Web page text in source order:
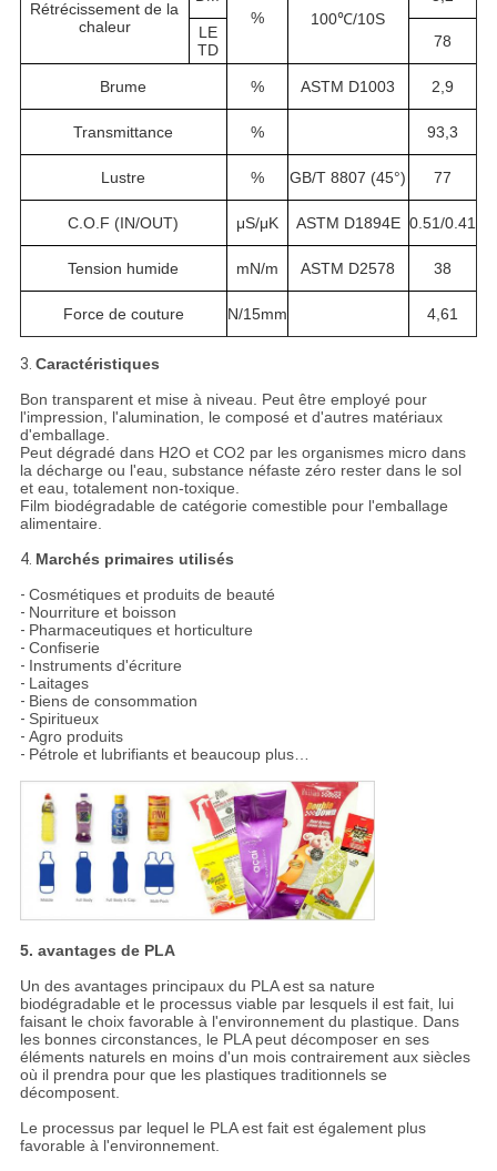
Rétrécissement de la
chaleur
%
100℃/10S
LE
TD
78
Brume % ASTM D1003 2,9
Transmittance % 93,3
Lustre % GB/T 8807 (45°) 77
C.O.F (IN/OUT) μS/μK ASTM D1894E 0.51/0.41
Tension humide mN/m ASTM D2578 38
Force de couture N/15mm 4,61
3. Caractéristiques
Bon transparent et mise à niveau. Peut être employé pour
l'impression, l'alumination, le composé et d'autres matériaux
d'emballage.
Peut dégradé dans H2O et CO2 par les organismes micro dans
la décharge ou l'eau, substance néfaste zéro rester dans le sol
et eau, totalement non-toxique.
Film biodégradable de catégorie comestible pour l'emballage
alimentaire.
4. Marchés primaires utilisés
- Cosmétiques et produits de beauté
- Nourriture et boisson
- Pharmaceutiques et horticulture
- Confiserie
- Instruments d'écriture
- Laitages
- Biens de consommation
- Spiritueux
- Agro produits
- Pétrole et lubrifiants et beaucoup plus…
5. avantages de PLA
Un des avantages principaux du PLA est sa nature
biodégradable et le processus viable par lesquels il est fait, lui
faisant le choix favorable à l'environnement du plastique. Dans
les bonnes circonstances, le PLA peut décomposer en ses
éléments naturels en moins d'un mois contrairement aux siècles
où il prendra pour que les plastiques traditionnels se
décomposent.
Le processus par lequel le PLA est fait est également plus
favorable à l'environnement.